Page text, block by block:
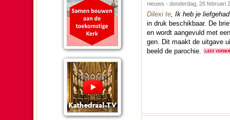
nieuws - donderdag, 26 februari
Dilexi te, Ik heb je liefgehad
in druk be­schik­baar. De
en wordt aan­ge­vuld met
gen. Dit maakt de uitgave
beeld de pa­ro­chie.